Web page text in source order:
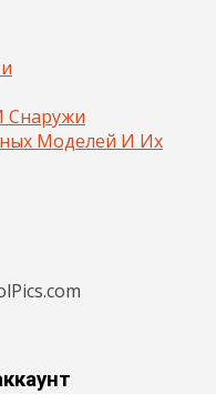
Снаружи
Моделей И Их